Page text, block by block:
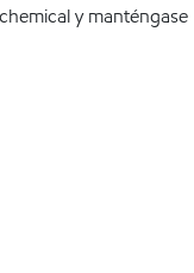
y manténgase